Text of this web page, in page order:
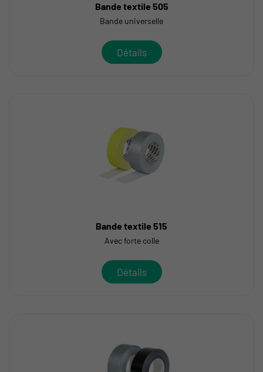
Bande textile 505
Bande universelle
Détails
Bande textile 515
Avec forte colle
Détails